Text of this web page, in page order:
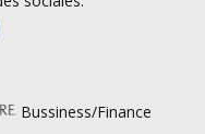
Bussiness/Finance